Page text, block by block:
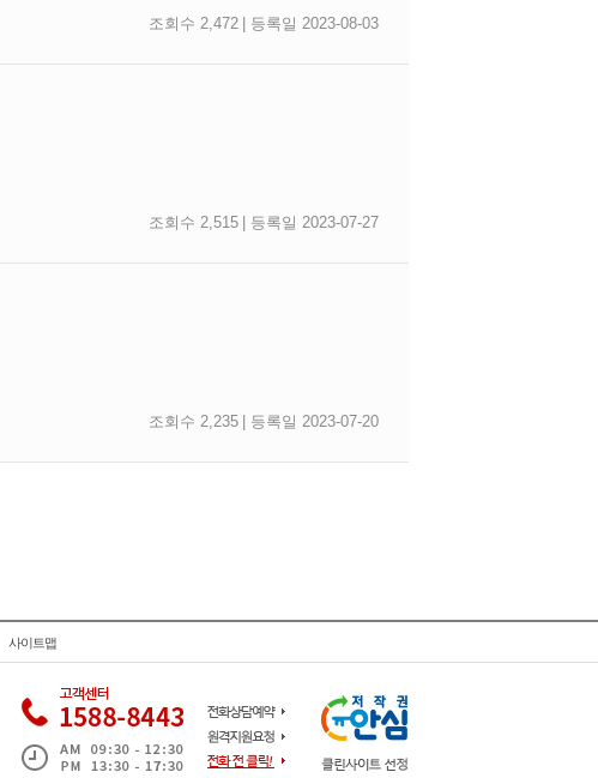
조회수 2,472 | 등록일 2023-08-03
조회수 2,515 | 등록일 2023-07-27
조회수 2,235 | 등록일 2023-07-20
사이트맵